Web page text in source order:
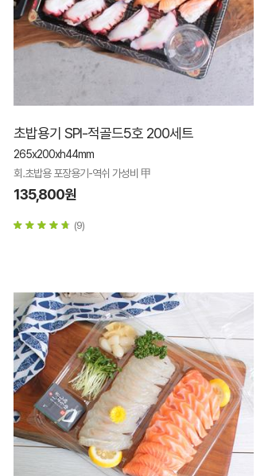
초밥용기 SPI-적골드5호 200세트
265x200xh44mm
회.초밥용 포장용기-역쉬 가성비 甲
135,800원
(9)